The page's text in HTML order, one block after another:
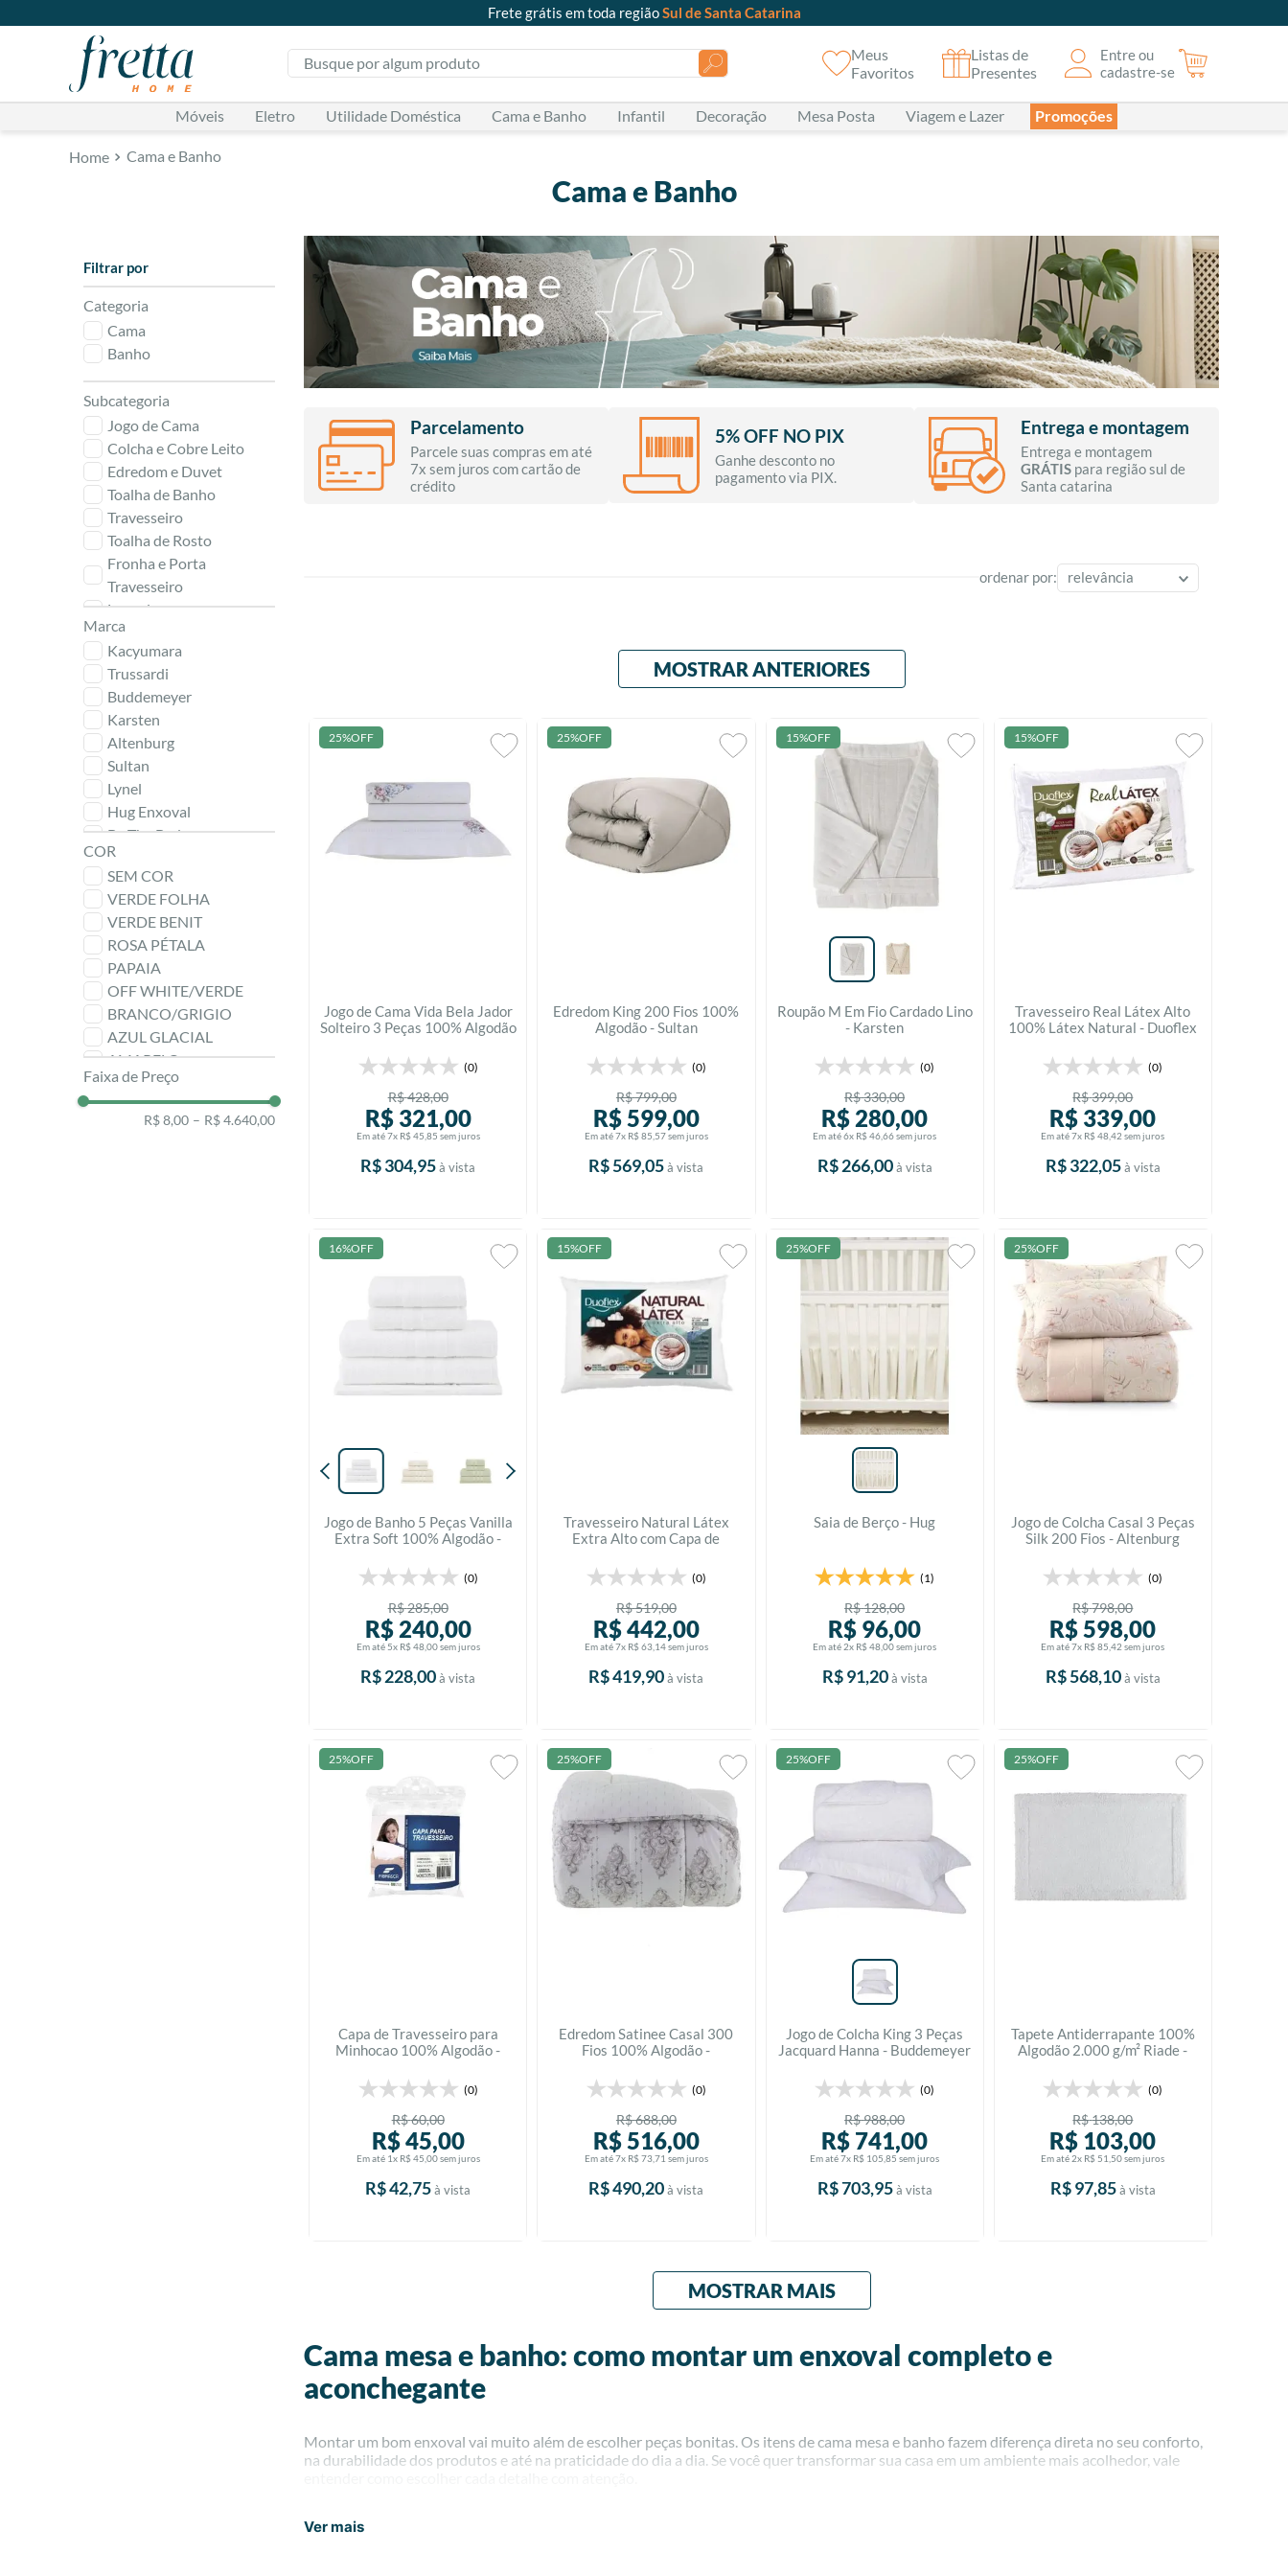
Frete grátis em toda regiãoSul de Santa Catarina
Busque por algum produto
Meus
Favoritos
Listas de
Presentes
Entre ou
cadastre-se
Móveis Eletro Utilidade Doméstica Cama e Banho Infantil Decoração Mesa Posta Viagem e Lazer Promoções
Cama e Banho
Cama e Banho
Categoria
Cama
Banho
Subcategoria
Jogo de Cama
Colcha e Cobre Leito
Edredom e Duvet
Toalha de Banho
Travesseiro
Toalha de Rosto
Fronha e Porta
Travesseiro
Lençol
Cobertor
Saia e Protetor
Marca
Kacyumara
Trussardi
Buddemeyer
Karsten
Altenburg
Sultan
Lynel
Hug Enxoval
By The Bed
Altenburg Haus
COR
SEM COR
VERDE FOLHA
VERDE BENIT
ROSA PÉTALA
PAPAIA
OFF WHITE/VERDE
BRANCO/GRIGIO
AZUL GLACIAL
AMARELO
ARGILA
Faixa de Preço
R$ 8,00 – R$ 4.640,00
Parcelamento
Parcele suas compras em até
7x sem juros com cartão de
crédito
5% OFF NO PIX
Ganhe desconto no
pagamento via PIX.
Entrega e montagem
Entrega e montagem
GRÁTISpara região sul de
Santa catarina
ordenar por: relevância
MOSTRAR ANTERIORES
25%OFF
Jogo de Cama Vida Bela Jador
Solteiro 3 Peças 100% Algodão
(0)
R$428,00
R$ 321,00
Em até7x R$45 85 sem juros
R$304,95à vista
25%OFF
Edredom King 200 Fios 100%
Algodão - Sultan
(0)
R$799,00
R$599,00
Em até7x R$85 57sem juros
R$569,05à vista
15%OFF
Roupão M Em Fio Cardado Lino
- Karsten
(0)
R$330,00
R$280,00
Em até6x R$46,66sem juros
R$ 266,00à vista
15%OFF
Travesseiro Real Látex Alto
100% Látex Natural - Duoflex
(0)
R$399,00
R$ 339,00
Em até7x R$48,42 sem juros
R$322,05à vista
16%OFF
Jogo de Banho 5 Peças Vanilla
Extra Soft 100% Algodão -
(0)
R$285,00
R$240,00
Em até 5x R$48,00sem juros
R$228,00à vista
15%OFF
Travesseiro Natural Látex
Extra Alto com Capa de
(0)
R$519,00
R$442,00
Em até7x R$63, 14sem juros
R$419,90à vista
25%OFF
Saia de Berço - Hug
(1)
R$128,00
R$ 96,00
Em até2x R$48,00sem juros
R$ 91,20à vista
25%OFF
Jogo de Colcha Casal 3 Peças
Silk 200 Fios - Altenburg
(0)
R$798,00
R$598,00
Em até7x R$85 ,42 sem juros
R$568,10à vista
25%OFF
Capa de Travesseiro para
Minhocao 100% Algodão -
(0)
R$60,00
R$45,00
Em até 1x R$45 00sem juros
R$42,75à vista
25%OFF
Edredom Satinee Casal 300
Fios 100% Algodão -
(0)
R$688,00
R$516,00
Em até7x R$73,71 sem juros
R$490,20à vista
25%OFF
Jogo de Colcha King 3 Peças
Jacquard Hanna - Buddemeyer
(0)
R$988,00
R$ 741,00
Em até7x R$ 105 ,85 sem juros
R$703,95à vista
25%OFF
Tapete Antiderrapante 100%
Algodão 2.000 g/m² Riade -
(0)
R$138,00
R$ 103,00
Em até2x R$ 51 50sem juros
R$97,85à vista
MOSTRAR MAIS
Cama mesa e banho: como montar um enxoval completo e
aconchegante
Montar um bom enxoval vai muito além de escolher peças bonitas. Os itens de cama mesa e banho fazem diferença direta no seu conforto,
na durabilidade dos produtos e até na praticidade do dia a dia. Se você quer transformar sua casa em um ambiente mais acolhedor, vale
Artigos de cama e banho: o que não pode faltar no seu enxoval
Ver mais